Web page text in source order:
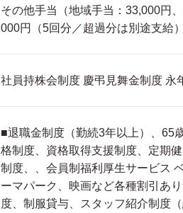
その他手当（地域手当：33,000円
000円（5回分／超過分は別途支給
社員持株会制度 慶弔見舞金制度 永
■退職金制度（勤続3年以上）、65
格制度、資格取得支援制度、定期
制度、、会員制福利厚生サービス
ーマパーク、映画など各種割引あ
度、制服貸与、スタッフ紹介制度